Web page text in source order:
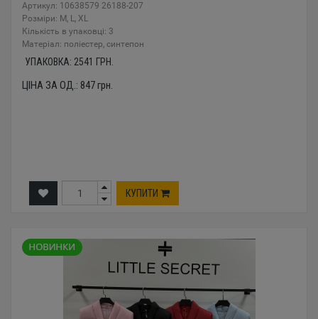
Артикул: 10638579 26188-207
Розміри: M, L, XL
Кількість в упаковці: 3
Mатеріал: поліестер, синтепон
УПАКОВКА: 2541 ГРН.
ЦІНА ЗА ОД.: 847грн.
КУПИТИ